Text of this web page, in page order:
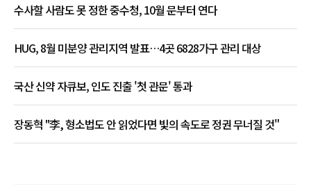
수사할 사람도 못 정한 중수청, 10월 문부터 연다
HUG, 8월 미분양 관리지역 발표…4곳 6828가구 관리 대상
국산 신약 자큐보, 인도 진출 '첫 관문' 통과
장동혁 "李, 형소법도 안 읽었다면 빛의 속도로 정권 무너질 것"